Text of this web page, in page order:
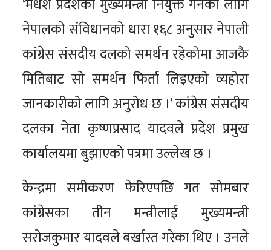
नेपालको संविधानको धारा १६८ अनुसार नेपाली
कांग्रेस संसदीय दलको समर्थन रहेकोमा आजकै
मितिबाट सो समर्थन फिर्ता लिइएको व्यहोरा
जानकारीको लागि अनुरोध छ ।’ कांग्रेस संसदीय
दलका नेता कृष्णप्रसाद यादवले प्रदेश प्रमुख
कार्यालयमा बुझाएको पत्रमा उल्लेख छ ।
केन्द्रमा समीकरण फेरिएपछि गत सोमबार
कांग्रेसका तीन मन्त्रीलाई मुख्यमन्त्री
सरोजकुमार यादवले बर्खास्त गरेका थिए । उनले